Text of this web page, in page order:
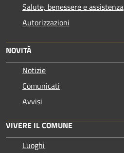
Salute, benessere e assistenza
Autorizzazioni
NOVITÀ
Notizie
Comunicati
Avvisi
VIVERE IL COMUNE
Luoghi